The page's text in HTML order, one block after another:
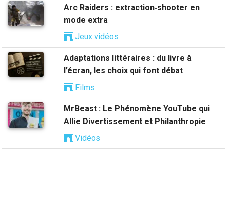
Arc Raiders : extraction‑shooter en
mode extra
Jeux vidéos
Adaptations littéraires : du livre à
l’écran, les choix qui font débat
Films
MrBeast : Le Phénomène YouTube qui
Allie Divertissement et Philanthropie
Vidéos